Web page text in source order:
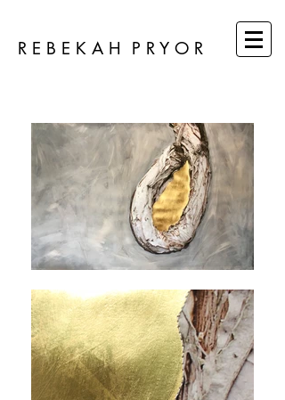
R E B E K A H P R Y O R